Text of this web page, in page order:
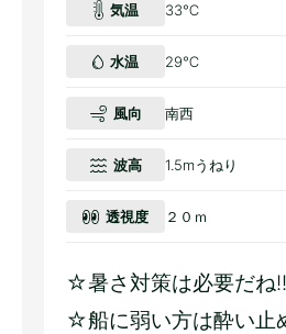
気温 33℃
水温 29℃
風向 南西
波高 1.5mうねり
透視度 ２０ｍ
☆暑さ対策は必要だね
☆船に弱い方は酔い止